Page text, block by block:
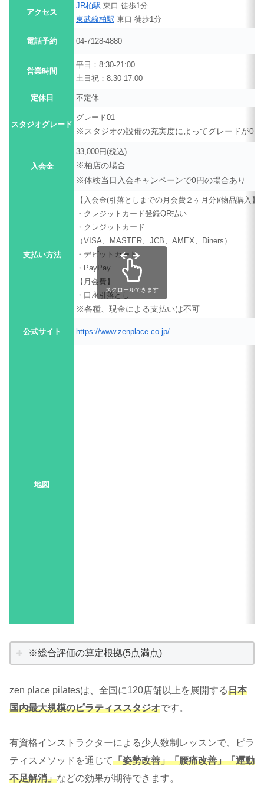
アクセス
JR柏駅 東口 徒歩1分
東武線柏駅 東口 徒歩1分
電話予約 04-7128-4880
営業時間
平日：8:30-21:00
土日祝：8:30-17:00
定休日 不定休
スタジオグレード
グレード01
※スタジオの設備の充実度によってグレードが01
入会金
33,000円(税込)
※柏店の場合
※体験当日入会キャンペーンで0円の場合あり
支払い方法
【入会金(引落としまでの月会費２ヶ月分)/物品購入】
・クレジットカード登録QR払い
・クレジットカード
（VISA、MASTER、JCB、AMEX、Diners）
・デビットカード
・PayPay
【月会費】
・口座引落とし
※各種、現金による支払いは不可
公式サイト https://www.zenplace.co.jp/
地図
スクロールできます
※総合評価の算定根拠(5点満点)
zen place pilatesは、全国に120店舗以上を展開する日本
国内最大規模のピラティススタジオです。
有資格インストラクターによる少人数制レッスンで、ピラ
ティスメソッドを通じて「姿勢改善」「腰痛改善」「運動
不足解消」などの効果が期待できます。